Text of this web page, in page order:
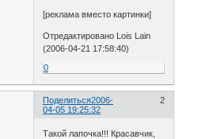
[реклама вместо картинки]
Отредактировано Lois Lain
(2006-04-21 17:58:40)
0
Поделиться 2
2006-
04-05 19:25:32
Такой лапочка!!! Красавчик,